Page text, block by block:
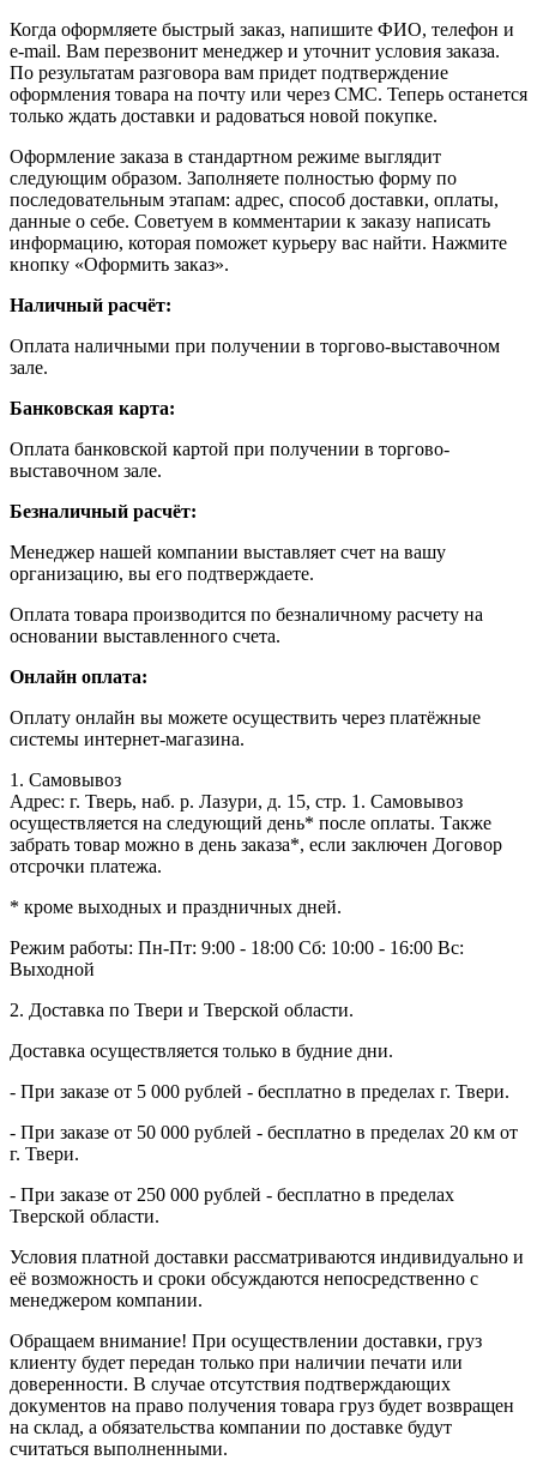
Когда оформляете быстрый заказ, напишите ФИО, телефон и
e-mail. Вам перезвонит менеджер и уточнит условия заказа.
По результатам разговора вам придет подтверждение
оформления товара на почту или через СМС. Теперь останется
только ждать доставки и радоваться новой покупке.
Оформление заказа в стандартном режиме выглядит
следующим образом. Заполняете полностью форму по
последовательным этапам: адрес, способ доставки, оплаты,
данные о себе. Советуем в комментарии к заказу написать
информацию, которая поможет курьеру вас найти. Нажмите
кнопку «Оформить заказ».
Наличный расчёт:
Оплата наличными при получении в торгово-выставочном
зале.
Банковская карта:
Оплата банковской картой при получении в торгово-
выставочном зале.
Безналичный расчёт:
Менеджер нашей компании выставляет счет на вашу
организацию, вы его подтверждаете.
Оплата товара производится по безналичному расчету на
основании выставленного счета.
Онлайн оплата:
Оплату онлайн вы можете осуществить через платёжные
системы интернет-магазина.
1. Самовывоз
Адрес: г. Тверь, наб. р. Лазури, д. 15, стр. 1. Самовывоз
осуществляется на следующий день* после оплаты. Также
забрать товар можно в день заказа*, если заключен Договор
отсрочки платежа.
* кроме выходных и праздничных дней.
Режим работы: Пн-Пт: 9:00 - 18:00 Сб: 10:00 - 16:00 Вс:
Выходной
2. Доставка по Твери и Тверской области.
Доставка осуществляется только в будние дни.
- При заказе от 5 000 рублей - бесплатно в пределах г. Твери.
- При заказе от 50 000 рублей - бесплатно в пределах 20 км от
г. Твери.
- При заказе от 250 000 рублей - бесплатно в пределах
Тверской области.
Условия платной доставки рассматриваются индивидуально и
её возможность и сроки обсуждаются непосредственно с
менеджером компании.
Обращаем внимание! При осуществлении доставки, груз
клиенту будет передан только при наличии печати или
доверенности. В случае отсутствия подтверждающих
документов на право получения товара груз будет возвращен
на склад, а обязательства компании по доставке будут
считаться выполненными.